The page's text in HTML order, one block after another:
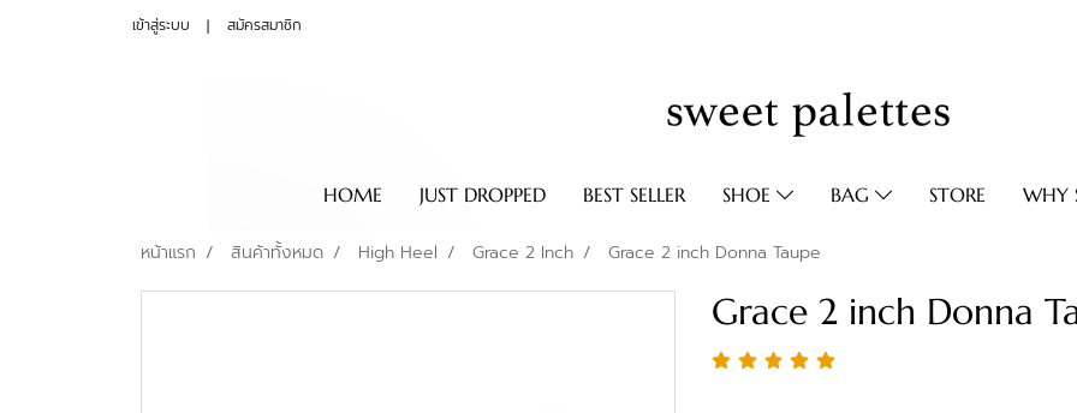
เข้าสู่ระบบ สมัครสมาชิก
HOME JUST DROPPED BEST SELLER SHOE BAG STORE WHY
หน้าแรก สินค้าทั้งหมด High Heel Grace 2 Inch Grace 2 inch Donna Taupe
Grace 2 inch Donna